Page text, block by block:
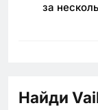
за
Найди